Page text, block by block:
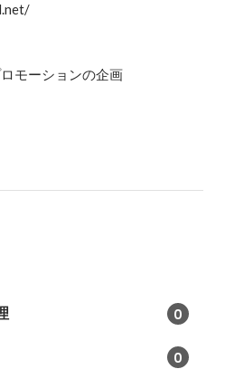
モーションの企画
0
0